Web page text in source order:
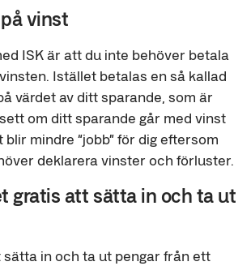
vinst
ISK är att du inte behöver betala
Istället betalas en så kallad
värdet av ditt sparande, som är
om ditt sparande går med vinst
mindre “jobb” för dig eftersom
deklarera vinster och förluster.
gratis att sätta in och ta ut
sätta in och ta ut pengar från ett